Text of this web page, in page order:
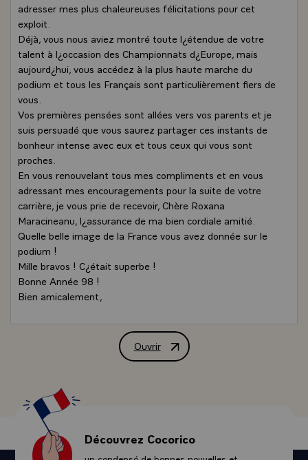
adresser mes plus chaleureuses félicitations pour cet
exploit.
Déjà, vous nous aviez montré toute l¿étendue de votre
talent à l¿occasion des Championnats d¿Europe, mais
aujourd¿hui, vous accédez à la plus haute marche du
podium et tous les Français sont particulièrement fiers de
vous.
Vos premières pensées sont allées vers vos parents et je
suis persuadé que vous saurez partager ces instants de
bonheur intense avec eux et tous ceux qui vous sont
proches.
En vous renouvelant tous mes compliments et en vous
adressant mes encouragements pour la suite de votre
carrière, je vous prie de recevoir, Chère Roxana
Maracineanu, l¿assurance de ma bien cordiale amitié.
Quelle belle image de la France vous avez donnée sur le
podium !
Mille bravos ! C¿était superbe !
Bonne Année 98 !
Bien amicalement,
Ouvrir
Lettre de félicitations de M. Jacques
Découvrez Cocorico